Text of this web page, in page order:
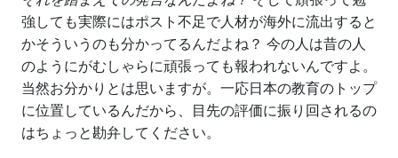
強しても実際にはポスト不足で人材が海外に流出すると
かそういうのも分かってるんだよね？ 今の人は昔の人
のようにがむしゃらに頑張っても報われないんですよ。
当然お分かりとは思いますが。一応日本の教育のトップ
に位置しているんだから、目先の評価に振り回されるの
はちょっと勘弁してください。